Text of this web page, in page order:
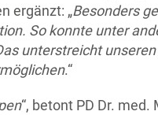
ergänzt: „Besonders
So konnte unter
unterstreicht
.“
“, betont PD Dr.